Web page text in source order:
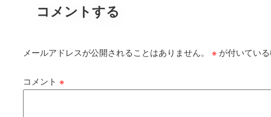
コメントする
メールアドレスが公開されることはありません。 ※が付いてい
コメント ※